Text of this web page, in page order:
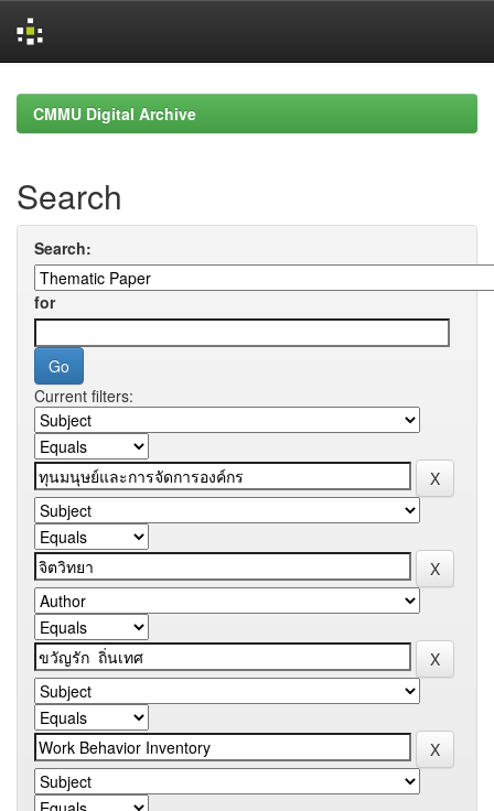
navigationCMMU Digital Archive
Search
Search:
for
Current filters: